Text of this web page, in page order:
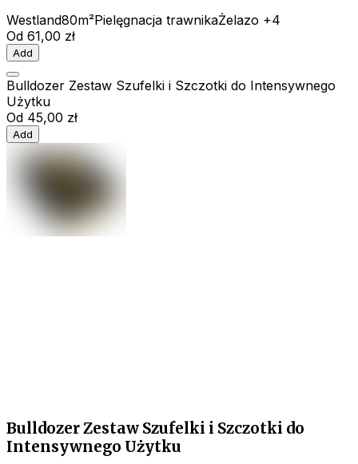
Westland80m²Pielęgnacja trawnikaŻelazo +4
Od 61,00 zł
Add
Bulldozer Zestaw Szufelki i Szczotki do Intensywnego
Użytku
Od 45,00 zł
Add
Bulldozer Zestaw Szufelki i Szczotki do
Intensywnego Użytku